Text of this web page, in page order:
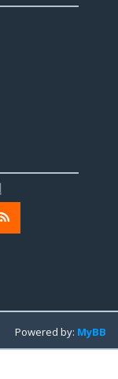
Powered by:MyBB